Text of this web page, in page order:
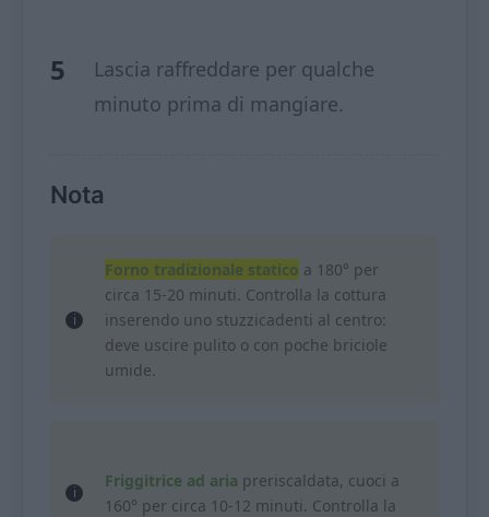
Lascia raffreddare per qualche
minuto prima di mangiare.
Nota
Forno tradizionale statico a 180° per
circa 15-20 minuti. Controlla la cottura
inserendo uno stuzzicadenti al centro:
deve uscire pulito o con poche briciole
umide.
Friggitrice ad aria preriscaldata, cuoci a
160° per circa 10-12 minuti. Controlla la